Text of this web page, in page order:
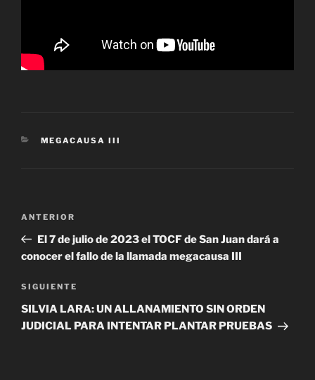
CATEGORÍAS
MEGACAUSA III
entradas
Entrada
anterior
ANTERIOR
El 7 de julio de 2023 el TOCF de San Juan dará a
conocer el fallo de la llamada megacausa III
Siguiente
entrada
SIGUIENTE
SILVIA LARA: UN ALLANAMIENTO SIN ORDEN
JUDICIAL PARA INTENTAR PLANTAR PRUEBAS